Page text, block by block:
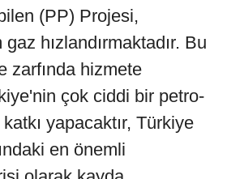
(PP) Projesi,
gaz hızlandırmaktadır. Bu
zarfında hizmete
çok ciddi bir petro-
yapacaktır, Türkiye
en önemli